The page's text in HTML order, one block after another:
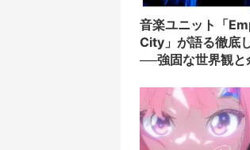
音楽ユニット「
City」が語る徹底
──強固な世界観と